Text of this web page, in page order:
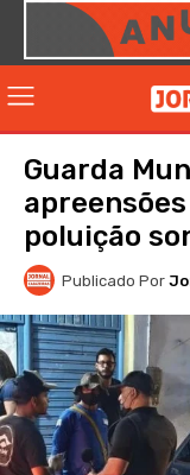
Guarda
poluição
Publicado Por